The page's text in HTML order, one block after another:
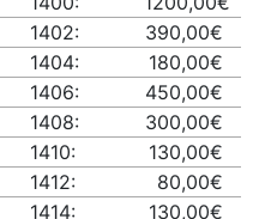
1402:
390,00€
1404:
180,00€
1406:
450,00€
1408:
300,00€
1410:
130,00€
1412:
80,00€
1414:
130,00€